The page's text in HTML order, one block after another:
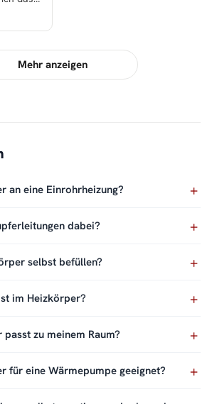
Mehr anzeigen
an eine Einrohrheizung?
dabei?
selbst befüllen?
im Heizkörper?
zu meinem Raum?
für eine Wärmepumpe geeignet?